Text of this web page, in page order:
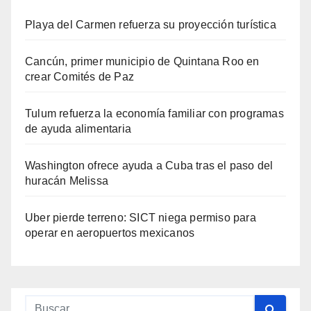
Playa del Carmen refuerza su proyección turística
Cancún, primer municipio de Quintana Roo en
crear Comités de Paz
Tulum refuerza la economía familiar con programas
de ayuda alimentaria
Washington ofrece ayuda a Cuba tras el paso del
huracán Melissa
Uber pierde terreno: SICT niega permiso para
operar en aeropuertos mexicanos